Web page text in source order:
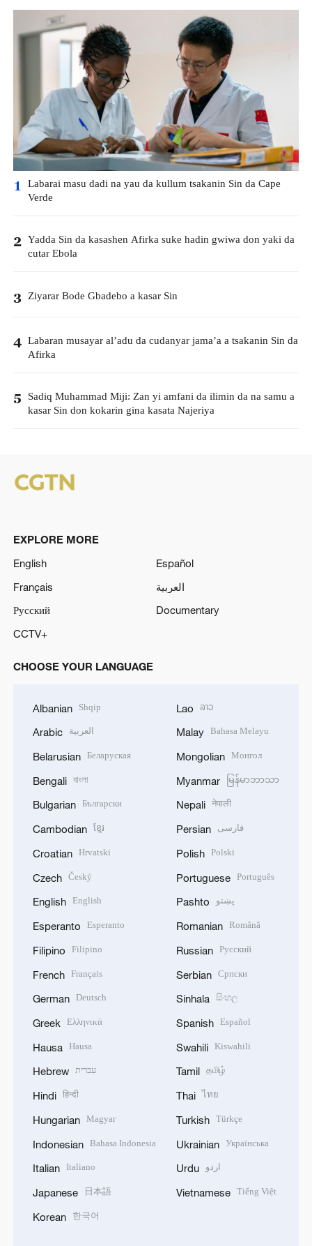
1 Labarai masu dadi na yau da kullum tsakanin Sin da Cape
Verde
2 Yadda Sin da kasashen Afirka suke hadin gwiwa don yaki da
cutar Ebola
3 Ziyarar Bode Gbadebo a kasar Sin
4 Labaran musayar al’adu da cudanyar jama’a a tsakanin Sin da
Afirka
5 Sadiq Muhammad Miji: Zan yi amfani da ilimin da na samu a
kasar Sin don kokarin gina kasata Najeriya
EXPLORE MORE
English
Español
Français
العربية
Русский
Documentary
CCTV+
CHOOSE YOUR LANGUAGE
Albanian Shqip
Arabic العربية
Belarusian Беларуская
Bengali বাংলা
Bulgarian Български
Cambodian ខ្មែរ
Croatian Hrvatski
Czech Český
English English
Esperanto Esperanto
Filipino Filipino
French Français
German Deutsch
Greek Ελληνικά
Hausa Hausa
Hebrew עברית
Hindi हिन्दी
Hungarian Magyar
Indonesian Bahasa Indonesia
Italian Italiano
Japanese 日本語
Korean 한국어
Lao ລາວ
Malay Bahasa Melayu
Mongolian Монгол
Myanmar မြန်မာဘာသာ
Nepali नेपाली
Persian فارسی
Polish Polski
Portuguese Português
Pashto پښتو
Romanian Română
Russian Русский
Serbian Српски
Sinhala සිංහල
Spanish Español
Swahili Kiswahili
Tamil தமிழ்
Thai ไทย
Turkish Türkçe
Ukrainian Українська
Urdu اردو
Vietnamese Tiếng Việt